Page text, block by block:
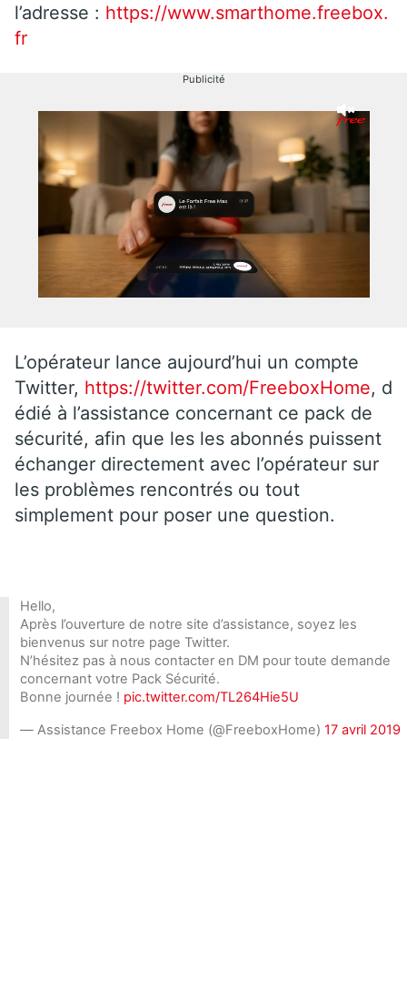
l’adresse : https://www.smarthome.freebox.
fr
Publicité
L’opérateur lance aujourd’hui un compte
Twitter, https://twitter.com/FreeboxHome, d
édié à l’assistance concernant ce pack de
sécurité, afin que les les abonnés puissent
échanger directement avec l’opérateur sur
les problèmes rencontrés ou tout
simplement pour poser une question.
Hello,
Après l’ouverture de notre site d’assistance, soyez les
bienvenus sur notre page Twitter.
N’hésitez pas à nous contacter en DM pour toute demande
concernant votre Pack Sécurité.
Bonne journée ! pic.twitter.com/TL264Hie5U
— Assistance Freebox Home (@FreeboxHome) 17 avril 2019